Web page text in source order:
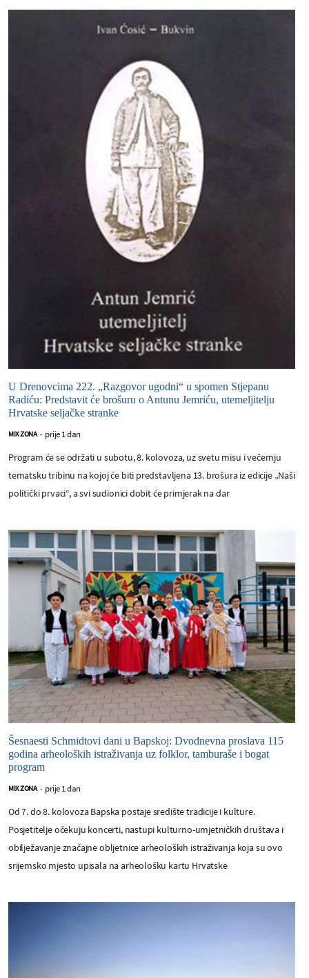
U Drenovcima 222. „Razgovor ugodni“ u spomen Stjepanu
Radiću: Predstavit će brošuru o Antunu Jemriću, utemeljitelju
Hrvatske seljačke stranke
MIX ZONA - prije 1 dan
Program će se održati u subotu, 8. kolovoza, uz svetu misu i večernju
tematsku tribinu na kojoj će biti predstavljena 13. brošura iz edicije „Naši
politički prvaci“, a svi sudionici dobit će primjerak na dar
Šesnaesti Schmidtovi dani u Bapskoj: Dvodnevna proslava 115
godina arheoloških istraživanja uz folklor, tamburaše i bogat
program
MIX ZONA - prije 1 dan
Od 7. do 8. kolovoza Bapska postaje središte tradicije i kulture.
Posjetitelje očekuju koncerti, nastupi kulturno-umjetničkih društava i
obilježavanje značajne obljetnice arheoloških istraživanja koja su ovo
srijemsko mjesto upisala na arheološku kartu Hrvatske